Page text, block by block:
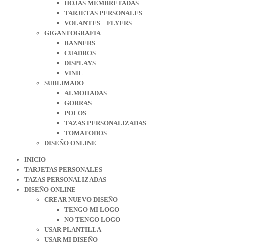
HOJAS MEMBRETADAS
TARJETAS PERSONALES
VOLANTES – FLYERS
GIGANTOGRAFIA
BANNERS
CUADROS
DISPLAYS
VINIL
SUBLIMADO
ALMOHADAS
GORRAS
POLOS
TAZAS PERSONALIZADAS
TOMATODOS
DISEÑO ONLINE
INICIO
TARJETAS PERSONALES
TAZAS PERSONALIZADAS
DISEÑO ONLINE
CREAR NUEVO DISEÑO
TENGO MI LOGO
NO TENGO LOGO
USAR PLANTILLA
USAR MI DISEÑO